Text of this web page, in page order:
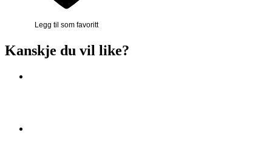
Legg til som favoritt
Kanskje du vil like?